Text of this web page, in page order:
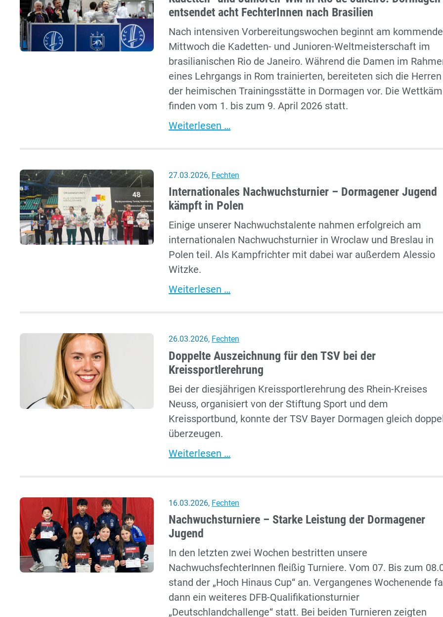
entsendet acht FechterInnen nach Brasilien
Nach intensiven Vorbereitungswochen beginnt am
Mittwoch die Kadetten- und Junioren-Weltmeisterschaft im
brasilianischen Rio de Janeiro. Während die Damen im
eines Lehrgangs in Rom trainierten, bereiteten sich die
der heimischen Trainingsstätte in Dormagen vor. Die
finden vom 1. bis zum 9. April 2026 statt.
Weiterlesen …
Rio
Janeiro:
Dormagen
entsendet
27.03.2026, Fechten
Internationales Nachwuchsturnier – Dormagener Jugend
kämpft in Polen
Einige unserer Nachwuchstalente nahmen erfolgreich am
internationalen Nachwuchsturnier in Wroclaw und Breslau in
Polen teil. Als Kampfrichter mit dabei war außerdem Alessio
Witzke.
Weiterlesen …
Jugend
kämpft
in
Polen
26.03.2026, Fechten
Doppelte Auszeichnung für den TSV bei der
Kreissportlerehrung
Bei der diesjährigen Kreissportlerehrung des Rhein-Kreises
Neuss, organisiert von der Stiftung Sport und dem
Kreissportbund, konnte der TSV Bayer Dormagen gleich
überzeugen.
Weiterlesen …
TSV
bei
Kreissportlerehrung
16.03.2026, Fechten
Nachwuchsturniere – Starke Leistung der Dormagener
Jugend
In den letzten zwei Wochen bestritten unsere
NachwuchsfechterInnen fleißig Turniere. Vom 07. Bis zum
stand der „Hoch Hinaus Cup“ an. Vergangenes Wochenende
dann ein weiteres DFB-Qualifikationsturnier
„Deutschlandchallenge“ statt. Bei beiden Turnieren zeigten